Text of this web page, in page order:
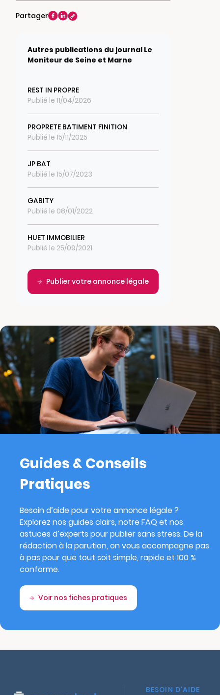
Partager
Autres publications du journal Le
Moniteur de Seine et Marne
REST IN PROPRE
Publié le 11/04/2026
PROPRETE BATIMENT FINITION
Publié le 15/11/2025
JP BAT
Publié le 15/07/2023
GABITY
Publié le 08/01/2022
HUET IMMOBILIER
Publié le 25/09/2021
Publier votre annonce légale
Guides & Conseils
Pratiques
Besoin d’aide pour votre annonce légale ?
Explorez nos guides clairs, notre FAQ et nos
astuces d’experts pour publier sans stress. De la
rédaction à la parution, on vous accompagne pas
à pas pour que tout soit simple, rapide et 100 %
conforme.
Voir nos fiches pratiques
BESOIN D'AIDE